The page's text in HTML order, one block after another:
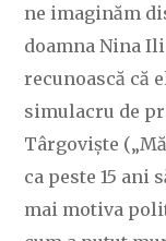
ne imaginăm
doamna Nina
recunoască că
simulacru de
Târgoviște
ca peste 15 ani
mai motiva